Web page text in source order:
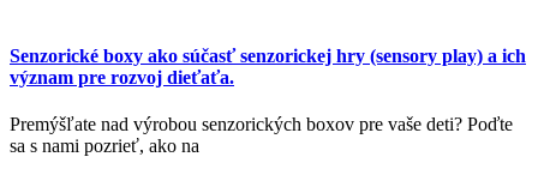
Senzorické boxy ako súčasť senzorickej hry (sensory play) a ich
význam pre rozvoj dieťaťa.
Premýšľate nad výrobou senzorických boxov pre vaše deti? Poďte
sa s nami pozrieť, ako na